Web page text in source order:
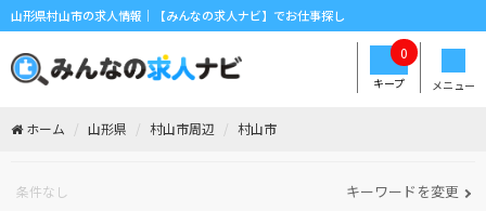
山形県村山市の求人情報｜【みんなの求人ナビ】でお仕事探し
メニュー
キープ
0
ホーム 山形県 村山市周辺 村山市
条件なし キーワードを変更